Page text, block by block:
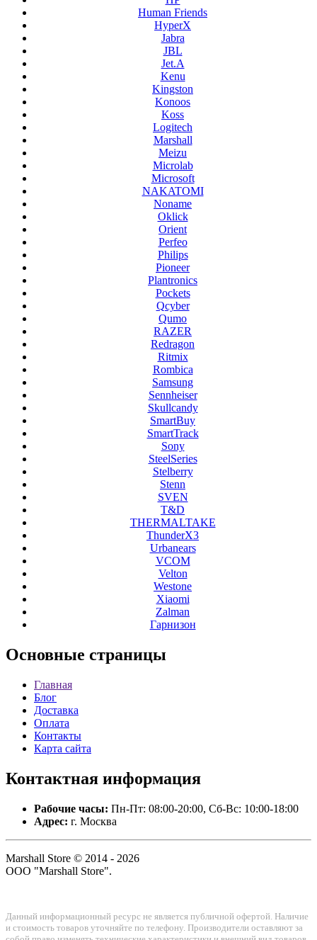
Human Friends
HyperX
Jabra
JBL
Jet.A
Kenu
Kingston
Konoos
Koss
Logitech
Marshall
Meizu
Microlab
Microsoft
NAKATOMI
Noname
Oklick
Orient
Perfeo
Philips
Pioneer
Plantronics
Pockets
Qcyber
Qumo
RAZER
Redragon
Ritmix
Rombica
Samsung
Sennheiser
Skullcandy
SmartBuy
SmartTrack
Sony
SteelSeries
Stelberry
Stenn
SVEN
T&D
THERMALTAKE
ThunderX3
Urbanears
VCOM
Velton
Westone
Xiaomi
Zalman
Гарнизон
Основные страницы
Главная
Блог
Доставка
Оплата
Контакты
Карта сайта
Контактная информация
Рабочие часы: Пн-Пт: 08:00-20:00, Сб-Вс: 10:00-18:00
Адрес: г. Москва
Marshall Store © 2014 - 2026
ООО "Marshall Store".
Данный информационный ресурс не является публичной офертой. Наличие
и стоимость товаров уточняйте по телефону. Производители оставляют за